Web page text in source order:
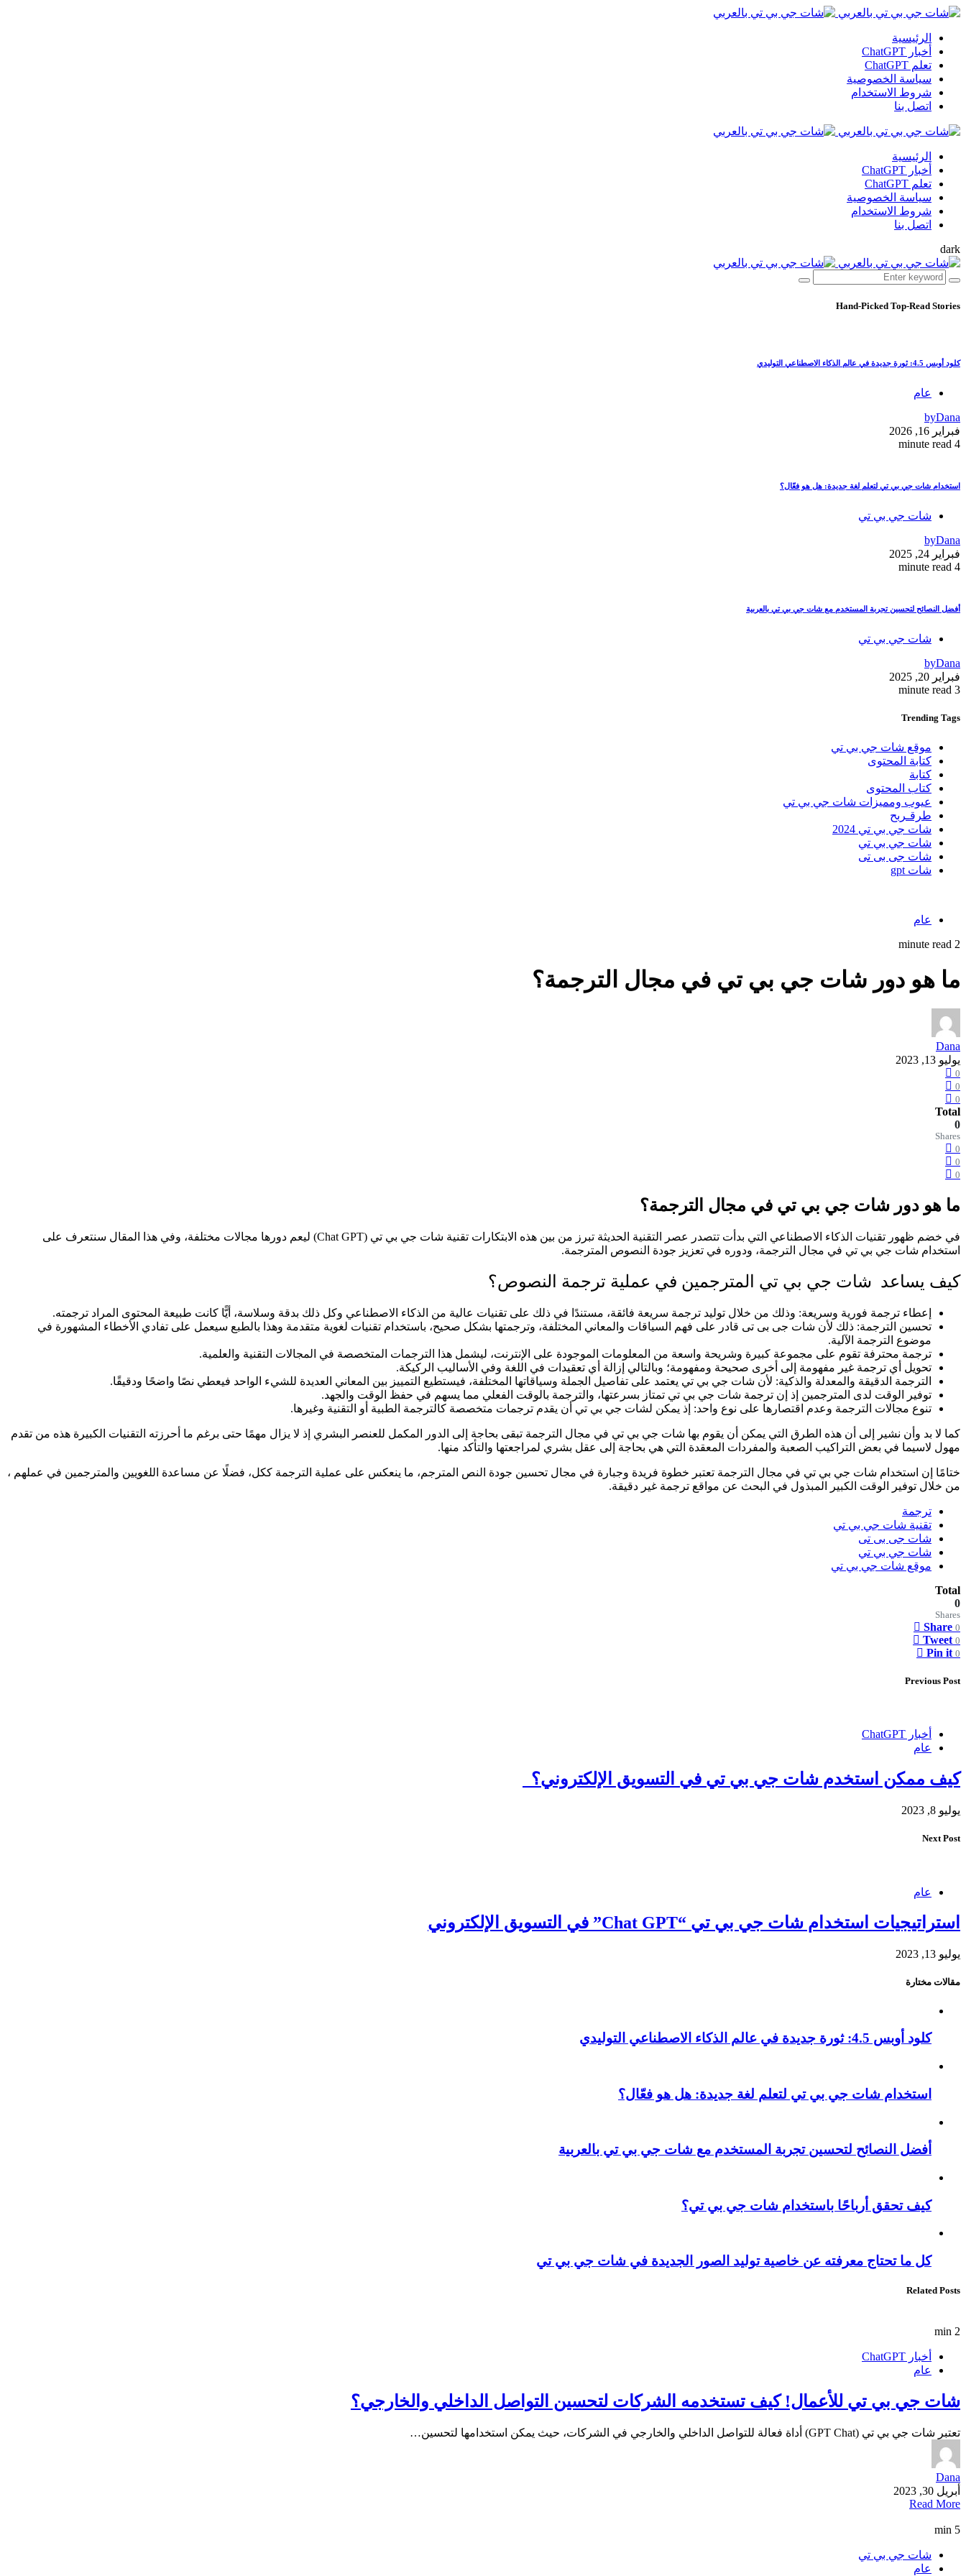
الرئيسية
أخبار ChatGPT
تعلم ChatGPT
سياسة الخصوصية
شروط الاستخدام
اتصل بنا
الرئيسية
أخبار ChatGPT
تعلم ChatGPT
سياسة الخصوصية
شروط الاستخدام
اتصل بنا
dark
Hand-Picked Top-Read Stories
كلود أوبس 4.5: ثورة جديدة في عالم الذكاء الاصطناعي التوليدي
عام
byDana
فبراير 16, 2026
4 minute read
استخدام شات جي بي تي لتعلم لغة جديدة: هل هو فعّال؟
شات جي بي تي
byDana
فبراير 24, 2025
4 minute read
أفضل النصائح لتحسين تجربة المستخدم مع شات جي بي تي بالعربية
شات جي بي تي
byDana
فبراير 20, 2025
3 minute read
Trending Tags
موقع شات جي بي تي
كتابة المحتوى
كتابة
كتاب المحتوى
عيوب ومميزات شات جي بي تي
طرقـربح
شات جي بي تي 2024
شات جي بي تي
شات جى بى تى
شات gpt
عام
2 minute read
ما هو دور شات جي بي تي في مجال الترجمة؟
Dana
يوليو 13, 2023
0
0
0
Total
0
Shares
0
0
0
ما هو دور شات جي بي تي في مجال الترجمة؟
في خضم ظهور
تقنيات الذكاء الاصطناعي التي بدأت تتصدر عصر التقنية الحديثة تبرز من بين هذه الابتكارات تقنية شات جي بي تي (Chat GPT) ليعم دورها مجالات مختلفة، وفي هذا المقال سنتعرف على
استخدام شات جي بي تي في مجال الترجمة، ودوره في تعزيز جودة النصوص المترجمة.
كيف يساعد شات جي بي تي المترجمين في عملية ترجمة النصوص؟
إعطاء ترجمة فورية وسريعة: وذلك من خلال توليد ترجمة سريعة فائقة، مستندًا في ذلك على تقنيات عالية من الذكاء الاصطناعي وكل ذلك بدقة وسلاسة، أيًّا كانت طبيعة المحتوى المراد ترجمته.
تحسين الترجمة: ذلك لأن شات جى بى تى قادر على فهم السياقات والمعاني المختلفة، وترجمتها بشكل صحيح، باستخدام تقنيات لغوية متقدمة وهذا بالطبع سيعمل على تفادي الأخطاء المشهورة في
موضوع الترجمة الآلية.
ترجمة محترفة تقوم على مجموعة كبيرة وشريحة واسعة من المعلومات الموجودة على الإنترنت، ليشمل هذا الترجمات المتخصصة في المجالات التقنية والعلمية.
تحويل أي ترجمة غير مفهومة إلى أخرى صحيحة ومفهومة؛ وبالتالي إزالة أي تعقيدات في اللغة وفي الأساليب الركيكة.
الترجمة الدقيقة والمعدلة والذكية: لأن شات جي بي تي يعتمد على تفاصيل الجملة وسياقاتها المختلفة، فيستطيع التمييز بين المعاني العديدة للشيء الواحد فيعطي نصًا واضحًا ودقيقًا.
توفير الوقت لدى المترجمين إذ إن ترجمة شات جي بي تي تمتاز بسرعتها، والترجمة بالوقت الفعلي مما يسهم في حفظ الوقت والجهد.
تنوع مجالات الترجمة وعدم اقتصارها على نوع واحد: إذ يمكن لشات جي بي تي أن يقدم ترجمات متخصصة كالترجمة الطبية أو التقنية وغيرها.
كما لا بد وأن نشير إلى أن هذه الطرق التي يمكن أن يقوم بها شات جي بي تي في مجال الترجمة تبقى بحاجة إلى الدور المكمل للعنصر البشري إذ لا يزال مهمًا حتى برغم ما أحرزته التقنيات الكبيرة هذه من تقدم
مهول لاسيما في بعض التراكيب الصعبة والمفردات المعقدة التي هي بحاجة إلى عقل بشري لمراجعتها والتأكد منها.
ختامًا إن استخدام شات جي بي تي في مجال الترجمة تعتبر خطوة فريدة وجبارة في مجال تحسين جودة النص المترجم، ما ينعكس على عملية الترجمة ككل، فضلًا عن مساعدة اللغويين والمترجمين في عملهم ،
من خلال توفير الوقت الكبير المبذول في البحث عن مواقع ترجمة غير دقيقة.
ترجمة
تقنية شات جي بي تي
شات جى بى تى
شات جي بي تي
موقع شات جي بي تي
Total
0
Shares
Share 0
Tweet 0
Pin it 0
Previous Post
أخبار ChatGPT
عام
كيف ممكن استخدم شات جي بي تي في التسويق الإلكتروني؟
يوليو 8, 2023
Next Post
عام
استراتيجيات استخدام شات جي بي تي “Chat GPT” في التسويق الإلكتروني
يوليو 13, 2023
مقالات مختارة
كلود أوبس 4.5: ثورة جديدة في عالم الذكاء الاصطناعي التوليدي
استخدام شات جي بي تي لتعلم لغة جديدة: هل هو فعّال؟
أفضل النصائح لتحسين تجربة المستخدم مع شات جي بي تي بالعربية
كيف تحقق أرباحًا باستخدام شات جي بي تي؟
كل ما تحتاج معرفته عن خاصية توليد الصور الجديدة في شات جي بي تي
Related Posts
2 min
أخبار ChatGPT
عام
شات جي بي تي للأعمال! كيف تستخدمه الشركات لتحسين التواصل الداخلي والخارجي؟
تعتبر شات جي بي تي (GPT Chat) أداة فعالة للتواصل الداخلي والخارجي في الشركات، حيث يمكن استخدامها لتحسين…
Dana
أبريل 30, 2023
Read More
5 min
شات جي بي تي
عام